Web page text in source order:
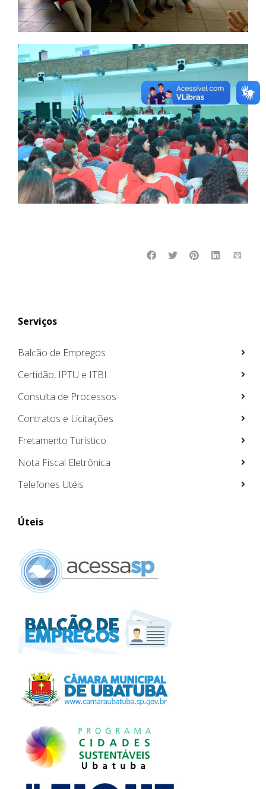
Serviços
Balcão de Empregos
Certidão, IPTU e ITBI
Consulta de Processos
Contratos e Licitações
Fretamento Turístico
Nota Fiscal Eletrônica
Telefones Utéis
Úteis